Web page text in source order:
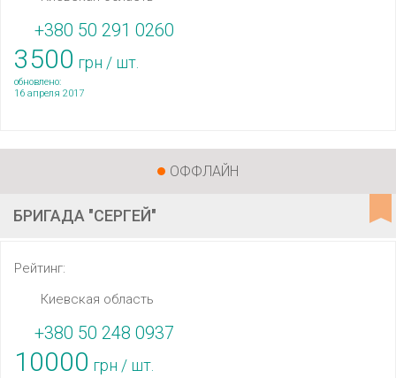
+380 50 291 0260
3500 грн / шт.
обновлено:
16 апреля 2017
ОФФЛАЙН
БРИГАДА "СЕРГЕЙ"
Рейтинг:
Киевская область
+380 50 248 0937
10000 грн / шт.